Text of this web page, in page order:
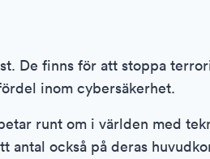
De finns för att stoppa
inom cybersäkerhet.
runt om i världen med
antal också på deras